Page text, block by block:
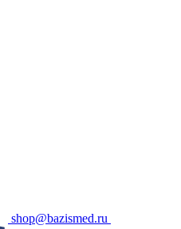
shop@bazismed.ru